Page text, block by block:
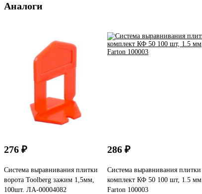
Аналоги
276 ₽
Система выравнивания плитки
ворота Toolberg зажим 1,5мм,
100шт. ЛА-00004082
286 ₽
Система выравнивания плитки
комплект КФ 50 100 шт, 1.5 мм
Farton 100003